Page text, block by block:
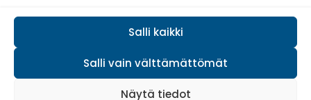
Salli kaikki
Salli vain välttämättömät
Näytä tiedot
puh: 040 507 1684